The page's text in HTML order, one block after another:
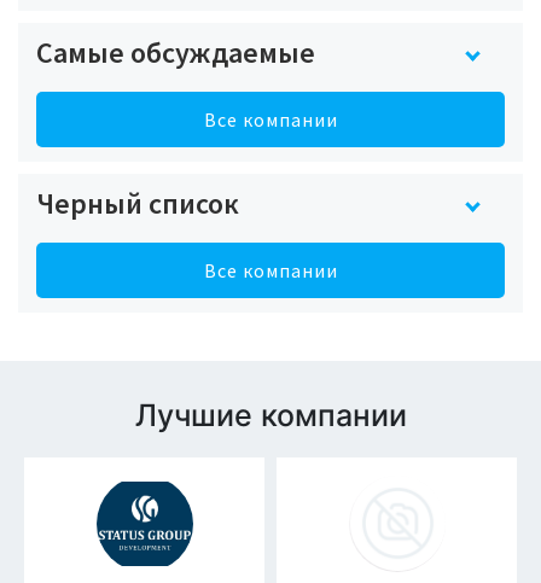
Самые обсуждаемые
Все компании
Черный список
Все компании
Лучшие компании